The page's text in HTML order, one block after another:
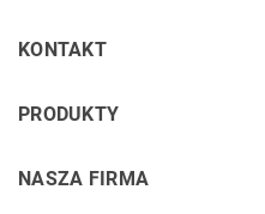
KONTAKT
PRODUKTY
NASZA FIRMA